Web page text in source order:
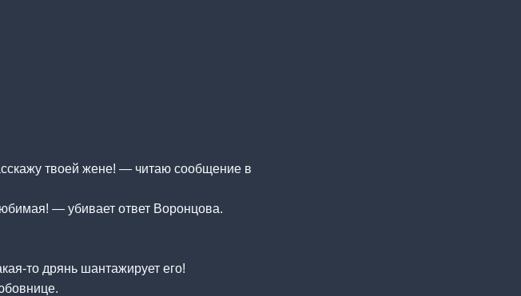
твоей жене! — читаю сообщение в
— убивает ответ Воронцова.
то дрянь шантажирует его!